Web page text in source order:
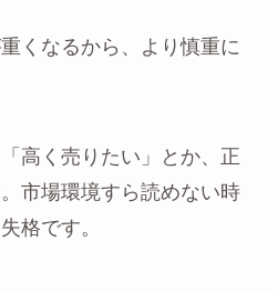
くなるから、より慎重に
高く売りたい」とか、正
市場環境すら読めない時
格です。